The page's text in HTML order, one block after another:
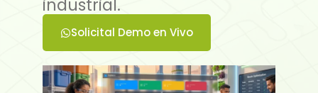
industrial.
Solicital Demo en Vivo